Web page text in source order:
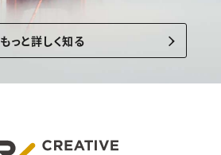
もっと詳しく知る